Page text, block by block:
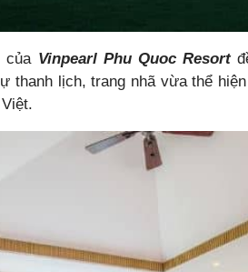
của Vinpearl Phu Quoc Resort
thanh lịch, trang nhã vừa thể